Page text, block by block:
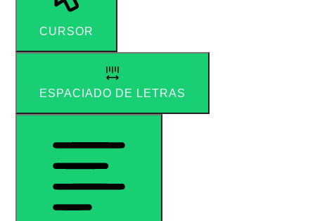
CURSOR
ESPACIADO DE LETRAS